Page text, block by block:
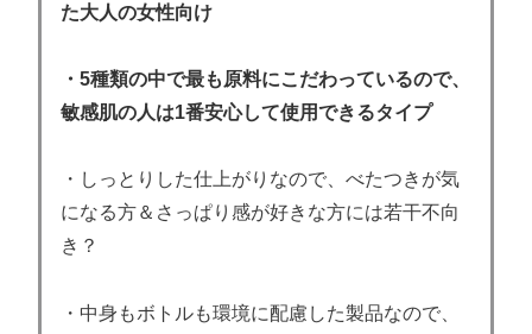
た大人の女性向け
・5種類の中で最も原料にこだわっているので、
敏感肌の人は1番安心して使用できるタイプ
・しっとりした仕上がりなので、べたつきが気
になる方＆さっぱり感が好きな方には若干不向
き？
・中身もボトルも環境に配慮した製品なので、